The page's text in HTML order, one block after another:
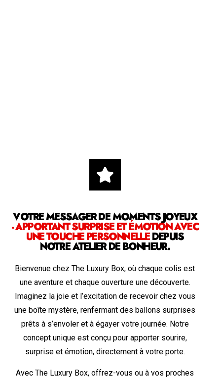
VOTRE MESSAGER DE MOMENTS JOYEUX
- APPORTANT SURPRISE ET ÉMOTION AVEC
UNE TOUCHE PERSONNELLEDEPUIS
NOTRE ATELIER DE BONHEUR.
Bienvenue chez The Luxury Box, où chaque colis est
une aventure et chaque ouverture une découverte.
Imaginez la joie et l’excitation de recevoir chez vous
une boîte mystère, renfermant des ballons surprises
prêts à s’envoler et à égayer votre journée. Notre
concept unique est conçu pour apporter sourire,
surprise et émotion, directement à votre porte.
Avec The Luxury Box, offrez-vous ou à vos proches